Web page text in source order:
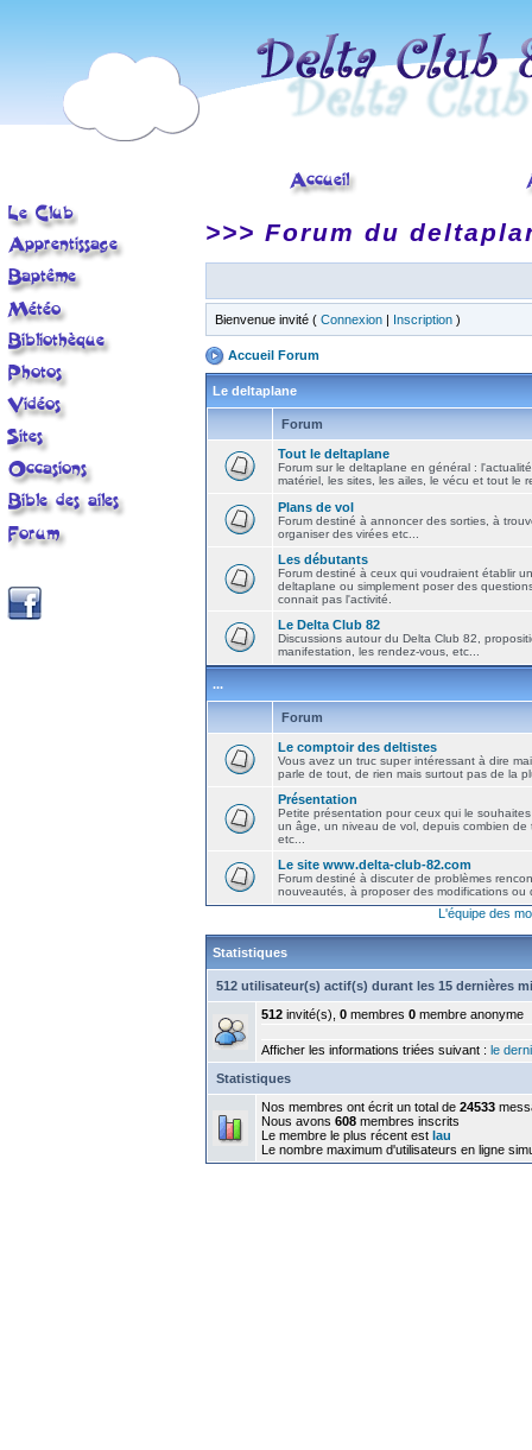
>>> Forum du
Bienvenue invité ( Connexion | Inscription )
Accueil Forum
Le deltaplane
Forum
Tout le deltaplane
Forum sur le deltaplane en général :
matériel, les sites, les ailes, le vécu et tout le
Plans de vol
Forum destiné à annoncer des sorties, à
organiser des virées etc...
Les débutants
Forum destiné à ceux qui voudraient établir
deltaplane ou simplement poser des
connait pas l'activité.
Le Delta Club 82
Discussions autour du Delta Club 82,
manifestation, les rendez-vous, etc...
...
Forum
Le comptoir des deltistes
Vous avez un truc super intéressant à dire
parle de tout, de rien mais surtout pas de la
Présentation
Petite présentation pour ceux qui le
un âge, un niveau de vol, depuis combien de
etc...
Le site www.delta-club-82.com
Forum destiné à discuter de problèmes
nouveautés, à proposer des modifications ou
L'équipe des
Statistiques
512 utilisateur(s) actif(s) durant les 15 dernières
512 invité(s), 0 membres 0 membre anonyme
Afficher les informations triées suivant : le
Statistiques
Nos membres ont écrit un total de 24533
Nous avons 608 membres inscrits
Le membre le plus récent est lau
Le nombre maximum d'utilisateurs en ligne